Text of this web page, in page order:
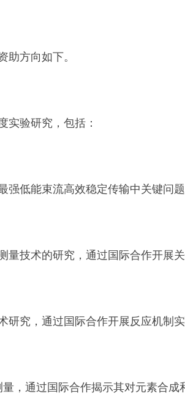
方向如下。
验研究，包括：
低能束流高效稳定传输中关键问题
技术的研究，通过国际合作开展关
究，通过国际合作开展反应机制实
通过国际合作揭示其对元素合成